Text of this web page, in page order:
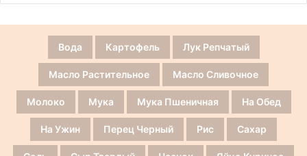
Вода Картофель Лук Репчатый
Масло Растительное Масло Сливочное
Молоко Мука Мука Пшеничная На Обед
На Ужин Перец Черный Рис Сахар